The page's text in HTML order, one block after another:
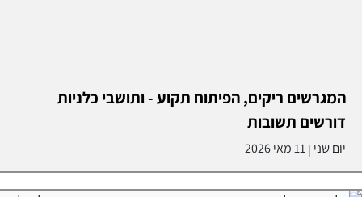
המגרשים ריקים, הפיתוח תקוע - ותושבי כלניות
דורשים תשובות
יום שני |11 מאי 2026